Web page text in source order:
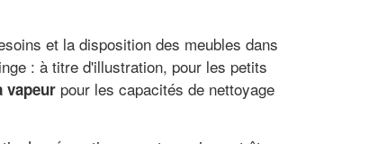
et la disposition des meubles dans
: à titre d'illustration, pour les petits
vapeur pour les capacités de nettoyage